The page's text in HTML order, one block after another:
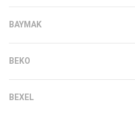
BAYMAK
BEKO
BEXEL